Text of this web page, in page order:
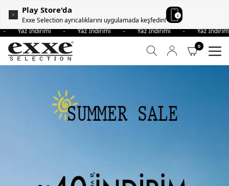
Yaz İndirimi - Yaz İndirimi - Yaz İndirimi - Yaz
0
Play Store'da
Exxe Selection ayrıcalıklarını uygulamada keşfedin!